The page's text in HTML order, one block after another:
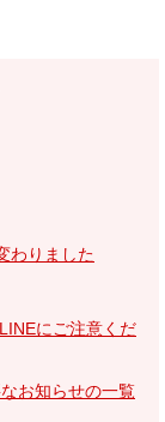
わりました
にご注意くだ
お知らせの一覧